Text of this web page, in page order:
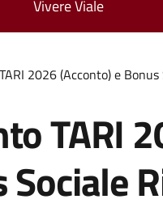
Vivere Viale
2026 (Acconto) e
TARI
Sociale